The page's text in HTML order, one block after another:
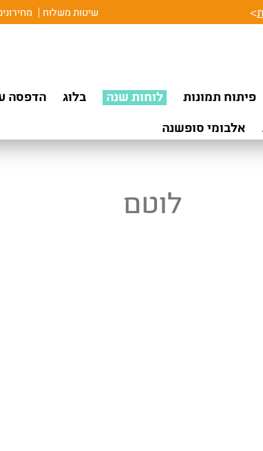
> שיטות משלוח
פיתוח תמונות לוחות שנה בלוג הדפסה
אלבומי סופשנה
לוטם